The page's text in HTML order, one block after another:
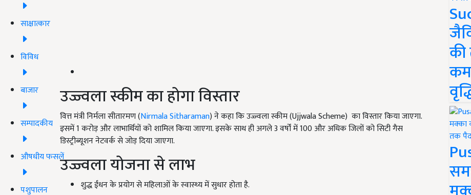
साक्षात्कार
विविध
बाजार
सम्पादकीय
औषधीय फसलें
पशुपालन
उज्ज्वला स्कीम का होगा विस्तार
वित्त मंत्री निर्मला सीतारमण (Nirmala Sitharaman) ने कहा कि उज्ज्वला स्कीम (Ujjwala Scheme) का विस्तार किया जाएगा.
इसमें 1 करोड़ और लाभार्थियों को शामिल किया जाएगा. इसके साथ ही अगले 3 वर्षों में 100 और अधिक जिलों को सिटी गैस
डिस्ट्रीब्यूशन नेटवर्क से जोड़ दिया जाएगा.
उज्ज्वला योजना से लाभ
शुद्ध ईंधन के प्रयोग से महिलाओं के स्‍वास्‍थ्‍य में सुधार होता है.